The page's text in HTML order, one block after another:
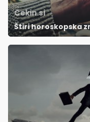
Cekin.si
Štiri horoskopska